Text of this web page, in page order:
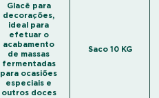
Glacê para
decorações,
ideal para
efetuar o
acabamento
de massas
fermentadas
para ocasiões
especiais e
outros doces
Saco 10 KG